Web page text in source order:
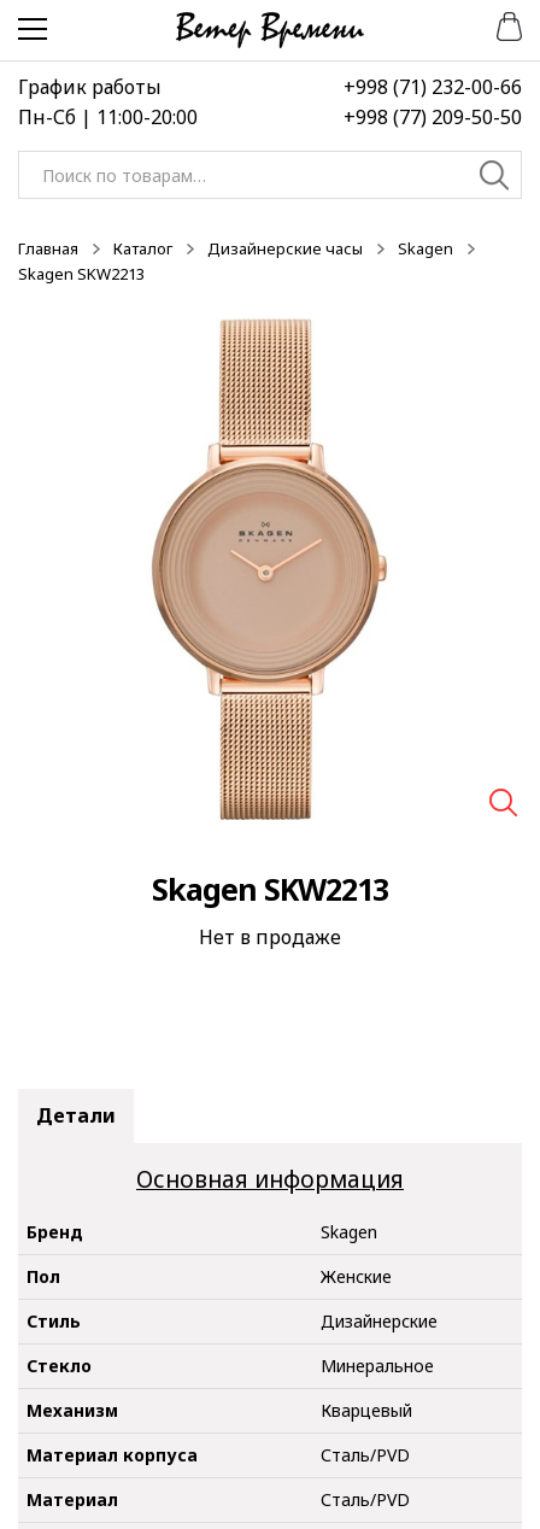
Перейти
навигации
Перейти
содержимому
График работы
Пн-Сб | 11:00-20:00
+998 (71) 232-00-66
+998 (77) 209-50-50
Искать:
Главная Каталог Дизайнерские часы
Skagen
Skagen SKW2213
Skagen SKW2213
Нет в продаже
Детали
Основная информация
Бренд
Skagen
Пол
Женские
Стиль
Дизайнерские
Стекло
Минеральное
Механизм
Кварцевый
Материал корпуса
Сталь/PVD
Материал
Сталь/PVD
-50%
-50%
-50%